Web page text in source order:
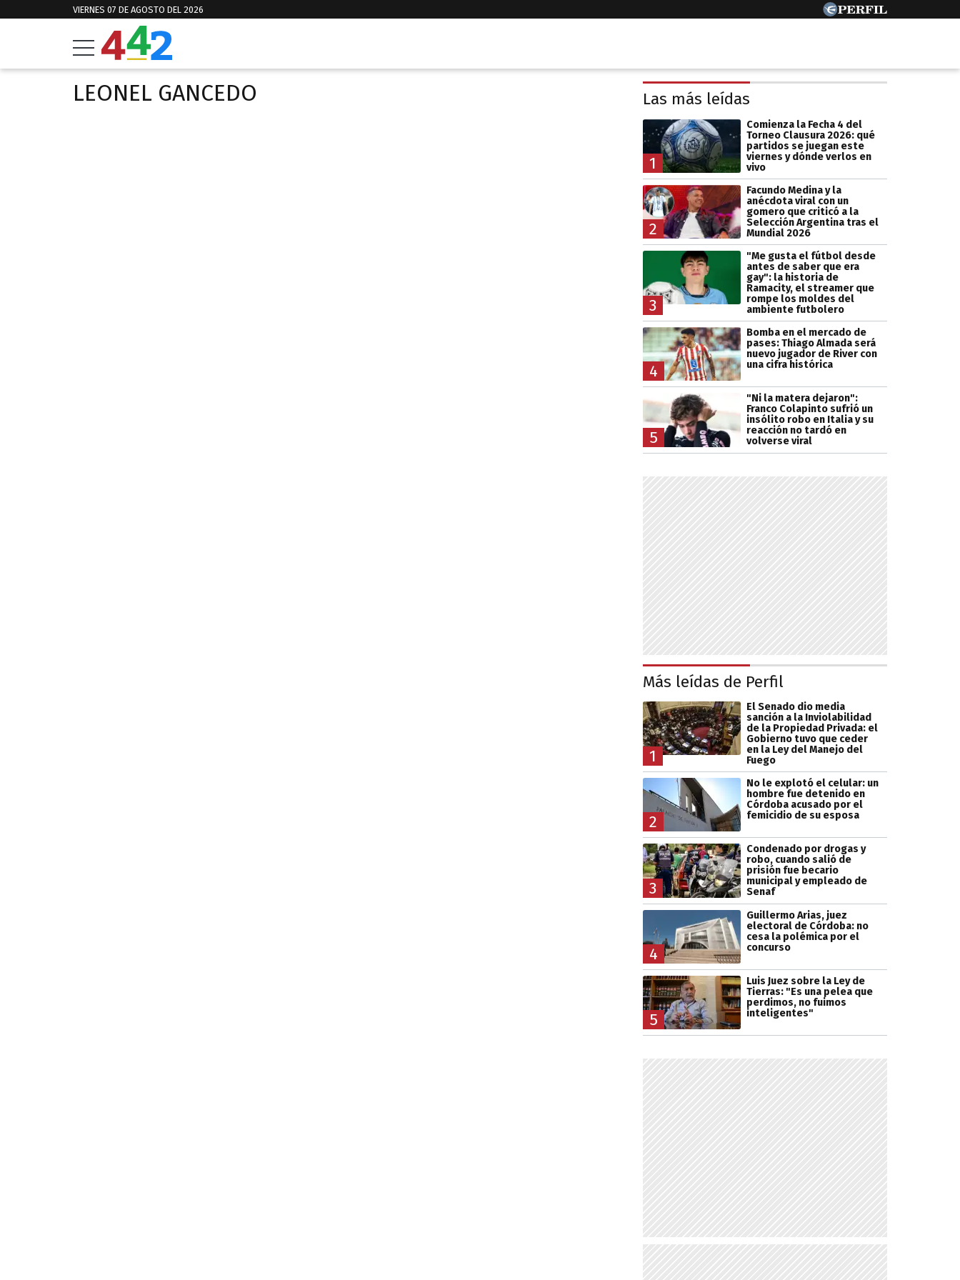
VIERNES 07 DE AGOSTO DEL 2026
LEONEL GANCEDO Las más leídas
1
Comienza la Fecha 4 del
Torneo Clausura 2026: qué
partidos se juegan este
viernes y dónde verlos en
vivo
2
Facundo Medina y la
anécdota viral con un
gomero que criticó a la
Selección Argentina tras el
Mundial 2026
3
"Me gusta el fútbol desde
antes de saber que era
gay": la historia de
Ramacity, el streamer que
rompe los moldes del
ambiente futbolero
4
Bomba en el mercado de
pases: Thiago Almada será
nuevo jugador de River con
una cifra histórica
5
"Ni la matera dejaron":
Franco Colapinto sufrió un
insólito robo en Italia y su
reacción no tardó en
volverse viral
Más leídas de Perfil
1
El Senado dio media
sanción a la Inviolabilidad
de la Propiedad Privada: el
Gobierno tuvo que ceder
en la Ley del Manejo del
Fuego
2
No le explotó el celular: un
hombre fue detenido en
Córdoba acusado por el
femicidio de su esposa
3
Condenado por drogas y
robo, cuando salió de
prisión fue becario
municipal y empleado de
Senaf
4
Guillermo Arias, juez
electoral de Córdoba: no
cesa la polémica por el
concurso
5
Luis Juez sobre la Ley de
Tierras: "Es una pelea que
perdimos, no fuimos
inteligentes"